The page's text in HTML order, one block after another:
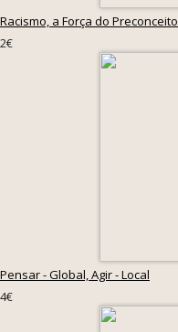
Racismo, a Força do Preconceito
2€
Pensar - Global, Agir - Local
4€